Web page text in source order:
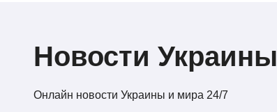
Новости Украины
Онлайн новости Украины и мира 24/7